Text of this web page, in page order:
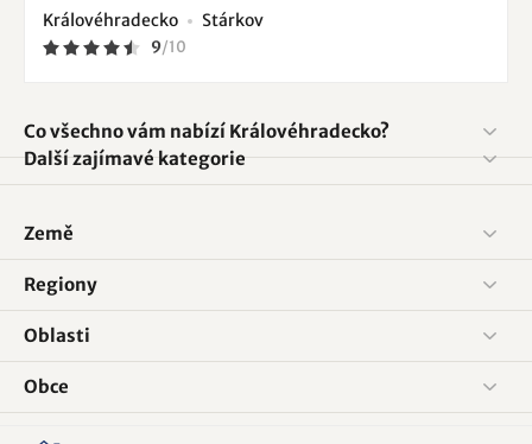
Královéhradecko Stárkov
9/10
Co všechno vám nabízí Královéhradecko?
Další zajímavé kategorie
Země
Regiony
Oblasti
Obce